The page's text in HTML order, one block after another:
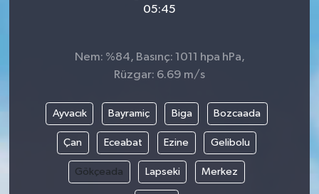
05:45
Nem: %84, Basınç: 1011 hpa hPa,
Rüzgar: 6.69 m/s
Ayvacık Bayramiç Biga Bozcaada
Çan Eceabat Ezine Gelibolu
Gökçeada Lapseki Merkez